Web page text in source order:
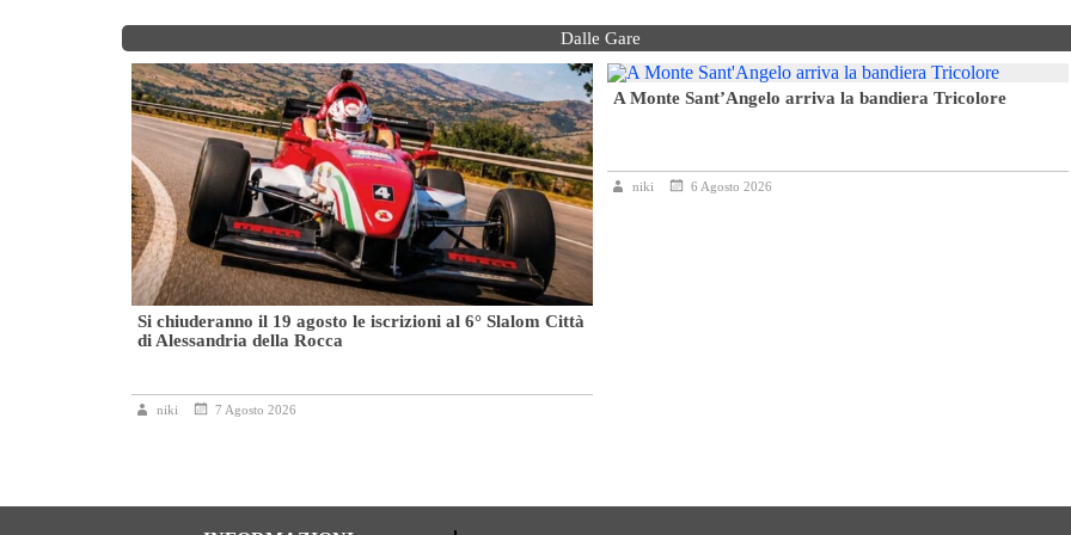
Dalle Gare
Si chiuderanno il 19 agosto le iscrizioni al 6° Slalom Città
di Alessandria della Rocca
niki 7 Agosto 2026
A Monte Sant’Angelo arriva la bandiera Tricolore
niki 6 Agosto 2026